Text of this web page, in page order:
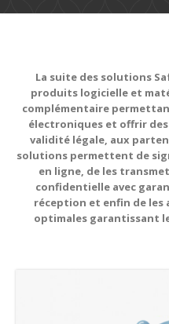
La suite des solutions
produits logicielle et
complémentaire
électroniques et offrir
validité légale, aux
solutions permettent de
en ligne, de les
confidentielle avec
réception et enfin de les
optimales garantissant